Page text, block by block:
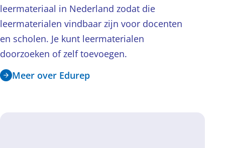
leermateriaal in Nederland zodat die
leermaterialen vindbaar zijn voor docenten
en scholen. Je kunt leermaterialen
doorzoeken of zelf toevoegen.
Meer over Edurep